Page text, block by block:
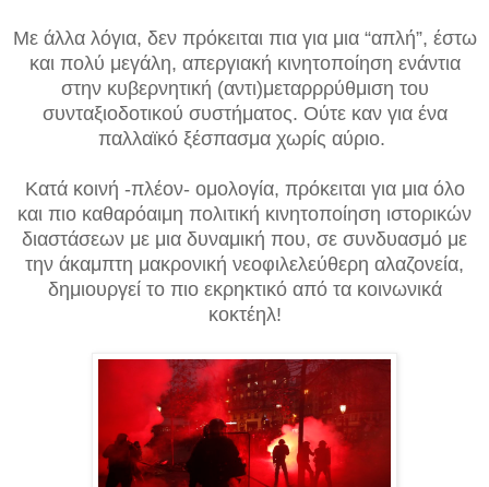
Με άλλα λόγια, δεν πρόκειται πια για μια “απλή”, έστω
και πολύ μεγάλη, απεργιακή κινητοποίηση ενάντια
στην κυβερνητική (αντι)μεταρρρύθμιση του
συνταξιοδοτικού συστήματος. Ούτε καν για ένα
παλλαϊκό ξέσπασμα χωρίς αύριο.
Κατά κοινή -πλέον- ομολογία, πρόκειται για μια όλο
και πιο καθαρόαιμη πολιτική κινητοποίηση ιστορικών
διαστάσεων με μια δυναμική που, σε συνδυασμό με
την άκαμπτη μακρονική νεοφιλελεύθερη αλαζονεία,
δημιουργεί το πιο εκρηκτικό από τα κοινωνικά
κοκτέηλ!